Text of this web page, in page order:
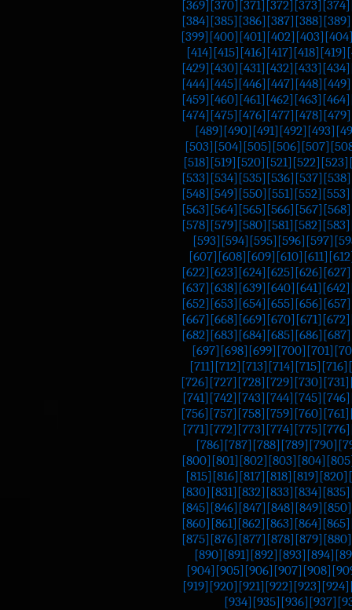
[369] [370] [371] [372] [373] [374]
[384] [385] [386] [387] [388] [389]
[399] [400] [401] [402] [403]
[414] [415] [416] [417] [418] [419]
[429] [430] [431] [432] [433] [434]
[444] [445] [446] [447] [448] [449]
[459] [460] [461] [462] [463] [464]
[474] [475] [476] [477] [478] [479]
[489] [490] [491] [492] [493]
[503] [504] [505] [506] [507]
[518] [519] [520] [521] [522] [523]
[533] [534] [535] [536] [537] [538]
[548] [549] [550] [551] [552] [553]
[563] [564] [565] [566] [567] [568]
[578] [579] [580] [581] [582] [583]
[593] [594] [595] [596] [597]
[607] [608] [609] [610] [611]
[622] [623] [624] [625] [626] [627]
[637] [638] [639] [640] [641] [642]
[652] [653] [654] [655] [656] [657]
[667] [668] [669] [670] [671] [672]
[682] [683] [684] [685] [686] [687]
[697] [698] [699] [700] [701]
[711] [712] [713] [714] [715] [716]
[726] [727] [728] [729] [730] [731]
[741] [742] [743] [744] [745] [746]
[756] [757] [758] [759] [760] [761]
[771] [772] [773] [774] [775] [776]
[786] [787] [788] [789] [790]
[800] [801] [802] [803] [804]
[815] [816] [817] [818] [819] [820]
[830] [831] [832] [833] [834] [835]
[845] [846] [847] [848] [849] [850]
[860] [861] [862] [863] [864] [865]
[875] [876] [877] [878] [879] [880]
[890] [891] [892] [893] [894]
[904] [905] [906] [907] [908]
[919] [920] [921] [922] [923] [924]
[934] [935] [936] [937]